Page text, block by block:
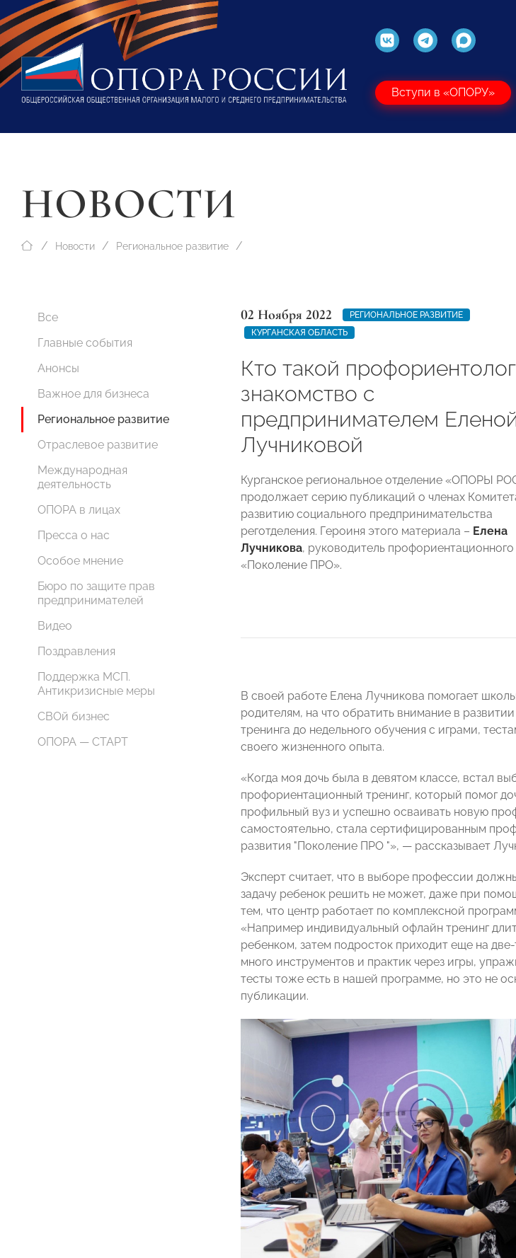
Вступи в «ОПОРУ»
НОВОСТИ
Новости Региональное развитие
Все
Главные события
Анонсы
Важное для бизнеса
Региональное развитие
Отраслевое развитие
Международная
деятельность
ОПОРА в лицах
Пресса о нас
Особое мнение
Бюро по защите прав
предпринимателей
Видео
Поздравления
Поддержка МСП.
Антикризисные меры
СВОй бизнес
ОПОРА — СТАРТ
02 Ноября 2022
РЕГИОНАЛЬНОЕ РАЗВИТИЕ
КУРГАНСКАЯ ОБЛАСТЬ
Кто такой
знакомство с
предпринимателем
Лучниковой
Курганское региональное отделение «ОПОРЫ
продолжает серию публикаций о членах
развитию социального предпринимательства
реготделения. Героиня этого материала – Елена
Лучникова, руководитель
«Поколение ПРО».
В своей работе Елена Лучникова помогает
родителям, на что обратить внимание в
тренинга до недельного обучения с играми,
своего жизненного опыта.
«Когда моя дочь была в девятом классе, встал
профориентационный тренинг, который помог
профильный вуз и успешно осваивать новую
самостоятельно, стала сертифицированным
развития "Поколение ПРО "», — рассказывает
Эксперт считает, что в выборе профессии
задачу ребенок решить не может, даже при
тем, что центр работает по комплексной
«Например индивидуальный офлайн тренинг
ребенком, затем подросток приходит еще на
много инструментов и практик через игры,
тесты тоже есть в нашей программе, но это не
публикации.